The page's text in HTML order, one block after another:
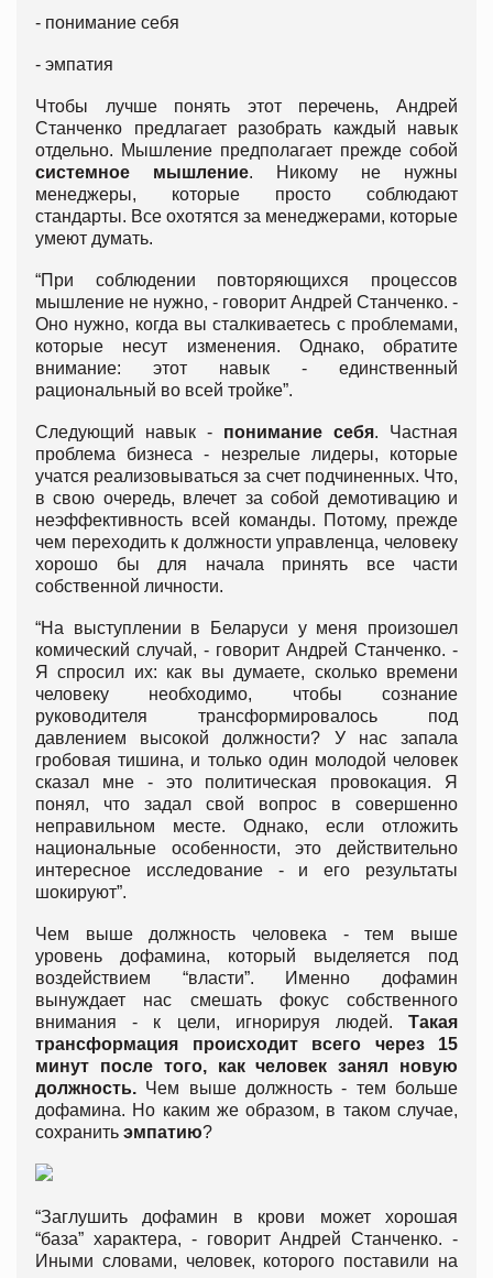
- понимание себя
- эмпатия
Чтобы лучше понять этот перечень, Андрей
Станченко предлагает разобрать каждый навык
отдельно. Мышление предполагает прежде собой
системное мышление. Никому не нужны
менеджеры, которые просто соблюдают
стандарты. Все охотятся за менеджерами, которые
умеют думать.
“При соблюдении повторяющихся процессов
мышление не нужно, - говорит Андрей Станченко. -
Оно нужно, когда вы сталкиваетесь с проблемами,
которые несут изменения. Однако, обратите
внимание: этот навык - единственный
рациональный во всей тройке”.
Следующий навык - понимание себя. Частная
проблема бизнеса - незрелые лидеры, которые
учатся реализовываться за счет подчиненных. Что,
в свою очередь, влечет за собой демотивацию и
неэффективность всей команды. Потому, прежде
чем переходить к должности управленца, человеку
хорошо бы для начала принять все части
собственной личности.
“На выступлении в Беларуси у меня произошел
комический случай, - говорит Андрей Станченко. -
Я спросил их: как вы думаете, сколько времени
человеку необходимо, чтобы сознание
руководителя трансформировалось под
давлением высокой должности? У нас запала
гробовая тишина, и только один молодой человек
сказал мне - это политическая провокация. Я
понял, что задал свой вопрос в совершенно
неправильном месте. Однако, если отложить
национальные особенности, это действительно
интересное исследование - и его результаты
шокируют”.
Чем выше должность человека - тем выше
уровень дофамина, который выделяется под
воздействием “власти”. Именно дофамин
вынуждает нас смешать фокус собственного
внимания - к цели, игнорируя людей. Такая
трансформация происходит всего через 15
минут после того, как человек занял новую
должность. Чем выше должность - тем больше
дофамина. Но каким же образом, в таком случае,
сохранить эмпатию?
“Заглушить дофамин в крови может хорошая
“база” характера, - говорит Андрей Станченко. -
Иными словами, человек, которого поставили на